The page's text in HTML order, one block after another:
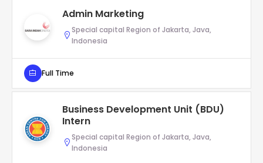
Admin Marketing
Special capital Region of Jakarta, Java,
Indonesia
Full Time
Business Development Unit (BDU)
Intern
Special capital Region of Jakarta, Java,
Indonesia